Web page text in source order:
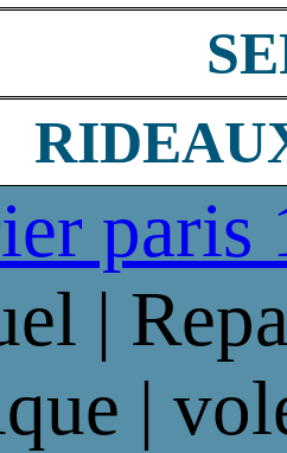
paris
|
|